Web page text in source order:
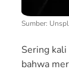
Sumber:
Sering kali
bahwa